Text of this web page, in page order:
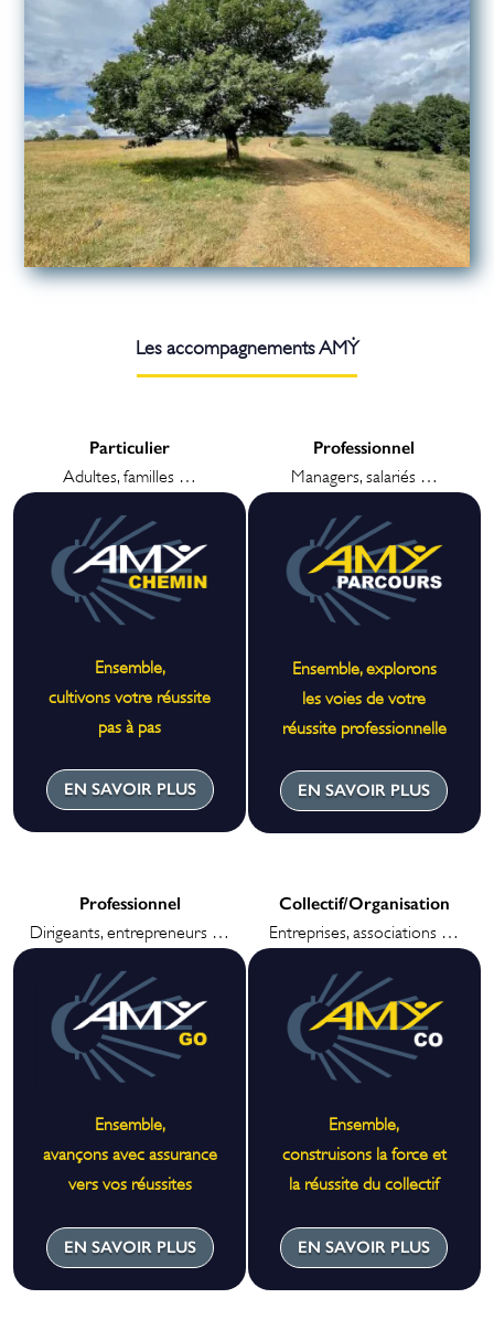
Les accompagnements AMẎ
Particulier
Adultes, familles …
Ensemble,
cultivons votre réussite
pas à pas
EN SAVOIR PLUS
Professionnel
Managers, salariés …
Ensemble, explorons
les voies de votre
réussite professionnelle
EN SAVOIR PLUS
Professionnel
Dirigeants, entrepreneurs …
Ensemble,
avançons avec assurance
vers vos réussites
EN SAVOIR PLUS
Collectif/Organisation
Entreprises, associations …
Ensemble,
construisons la force et
la réussite du collectif
EN SAVOIR PLUS